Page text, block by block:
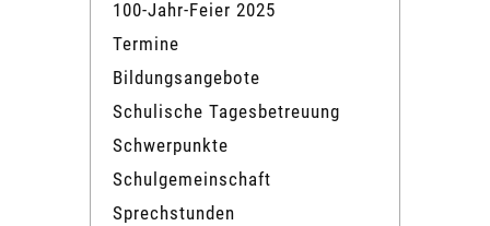
100-Jahr-Feier 2025
Termine
Bildungsangebote
Schulische Tagesbetreuung
Schwerpunkte
Schulgemeinschaft
Sprechstunden